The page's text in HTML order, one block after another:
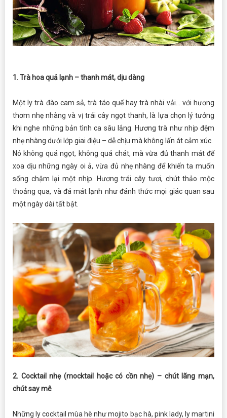
1. Trà hoa quả lạnh – thanh mát, dịu dàng
Một ly trà đào cam sả, trà táo quế hay trà nhài vải… với hương
thơm nhẹ nhàng và vị trái cây ngọt thanh, là lựa chọn lý tưởng
khi nghe những bản tình ca sâu lắng. Hương trà như nhịp đệm
nhẹ nhàng dưới lớp giai điệu – dễ chịu mà không lấn át cảm xúc.
Nó không quá ngọt, không quá chát, mà vừa đủ thanh mát để
xoa dịu những ngày oi ả, vừa đủ nhẹ nhàng để khiến ta muốn
sống chậm lại một nhịp. Hương trái cây tươi, chút thảo mộc
thoảng qua, và đá mát lạnh như đánh thức mọi giác quan sau
một ngày dài tất bật.
2. Cocktail nhẹ (mocktail hoặc có cồn nhẹ) – chút lãng mạn,
chút say mê
Những ly cocktail mùa hè như mojito bạc hà, pink lady, ly martini